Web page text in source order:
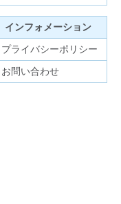
インフォメーション
プライバシーポリシー
お問い合わせ